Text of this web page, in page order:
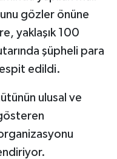
gözler önüne
yaklaşık 100
şüpheli para
edildi.
ulusal ve